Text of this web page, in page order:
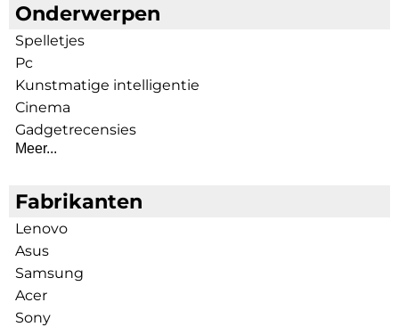
Onderwerpen
Spelletjes
Pc
Kunstmatige intelligentie
Cinema
Gadgetrecensies
Meer...
Fabrikanten
Lenovo
Asus
Samsung
Acer
Sony